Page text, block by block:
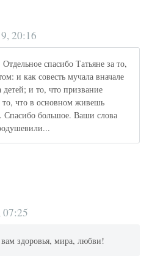
20:16
спасибо Татьяне за то,
и как совесть мучала вначале
детей; и то, что призвание
то, что в основном живешь
большое. Ваши слова
07:25
здоровья, мира, любви!